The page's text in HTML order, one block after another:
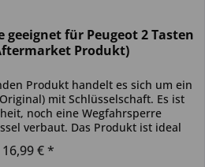
geeignet für Peugeot 2 Tasten
Produkt)
Produkt handelt es sich um ein
mit Schlüsselschaft. Es ist
noch eine Wegfahrsperre
verbaut. Das Produkt ist ideal
16,99 € *